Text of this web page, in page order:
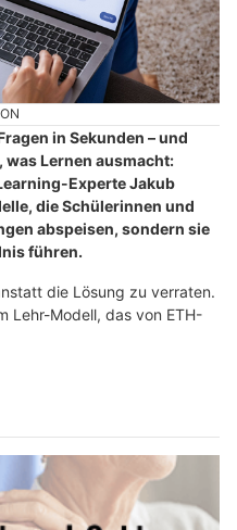
in Sekunden – und
Lernen ausmacht:
Experte Jakub
die Schülerinnen und
abspeisen, sondern sie
führen.
die Lösung zu verraten.
Lehr-Modell, das von ETH-